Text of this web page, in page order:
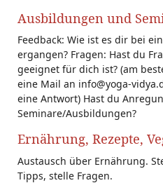
Ausbildungen und
Feedback: Wie ist es dir bei
ergangen? Fragen: Hast du
geeignet für dich ist? (am
eine Mail an info@yoga-
eine Antwort) Hast du
Seminare/Ausbildungen?
Ernährung, Rezepte,
Austausch über Ernährung.
Tipps, stelle Fragen.